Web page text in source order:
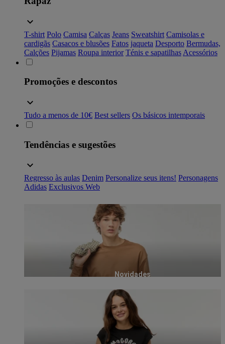
T-shirt Polo Camisa Calças Jeans Sweatshirt Camisolas e
cardigãs Casacos e blusões Fatos jaqueta Desporto Bermudas,
Calções Pijamas Roupa interior Ténis e sapatilhas Acessórios
Promoções e descontos
Tudo a menos de 10€ Best sellers Os básicos intemporais
Tendências e sugestões
Regresso às aulas Denim Personalize seus itens! Personagens
Adidas Exclusivos Web
Novidades